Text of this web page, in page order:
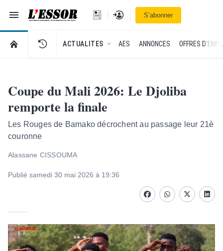
Navigation
L'Essor - retour à la une
Se connecterS’abonner
RETOUR À LA PAGE D’ACCUEIL DE L'ESSOR
ACTUALITES AES ANNONCES OFFRES
Coupe du Mali 2026: Le Djoliba
remporte la finale
Les Rouges de Bamako décrochent au passage leur 21è
couronne
Alassane CISSOUMA
Publié samedi 30 mai 2026 à 19:36
FacebookwhatsappTwitter